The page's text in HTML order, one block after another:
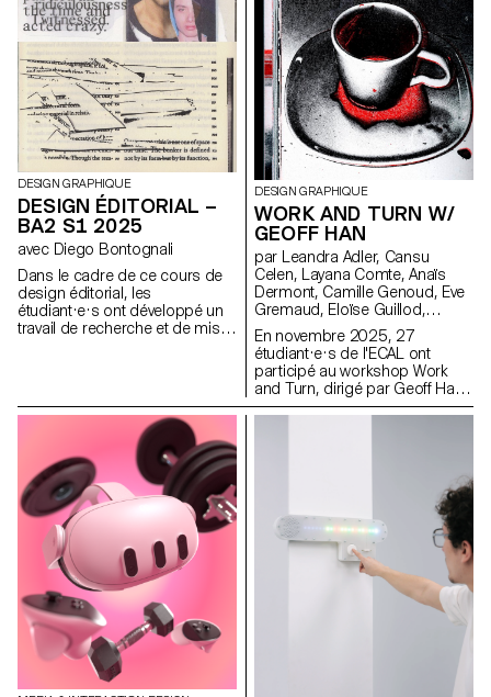
DESIGN GRAPHIQUE
DESIGN ÉDITORIAL –
BA2 S1 2025
avec Diego Bontognali
Dans le cadre de ce cours de
design éditorial, les
étudiant·e·s ont développé un
travail de recherche et de mise
au contenu identique, déclinées
dans un grand et un petit
DESIGN GRAPHIQUE
WORK AND TURN W/
GEOFF HAN
par Leandra Adler, Cansu
Celen, Layana Comte, Anaïs
Dermont, Camille Genoud, Eve
Gremaud, Eloïse Guillod,
Mathis Harmant, Marie Hintzy,
Matteo Lucca, Maxime Manera,
Gaëtan Mauclair, Mathys
Mauron, Emma Morisseau,
Sara Pedersoli, Lucie Pittet,
Hélène Prongué, Leonardo
En novembre 2025, 27
étudiant·e·s de l'ECAL ont
participé au workshop Work
and Turn, dirigé par Geoff Han,
autour du thème du travail et du
aujourd’hui un vaste bâtiment
dont le fonctionnement
quotidien repose sur de
nombreuses formes de travail
souvent peu visibles. Pendant
cinq jours, les étudiant·e·s ont
été réparti·e·s en équipes afin
de produire une publication